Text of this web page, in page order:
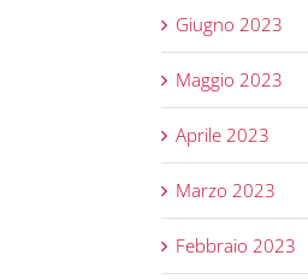
Giugno 2023
Maggio 2023
Aprile 2023
Marzo 2023
Febbraio 2023